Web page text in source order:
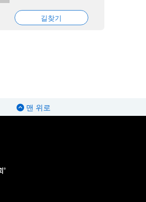
길찾기
맨 위로